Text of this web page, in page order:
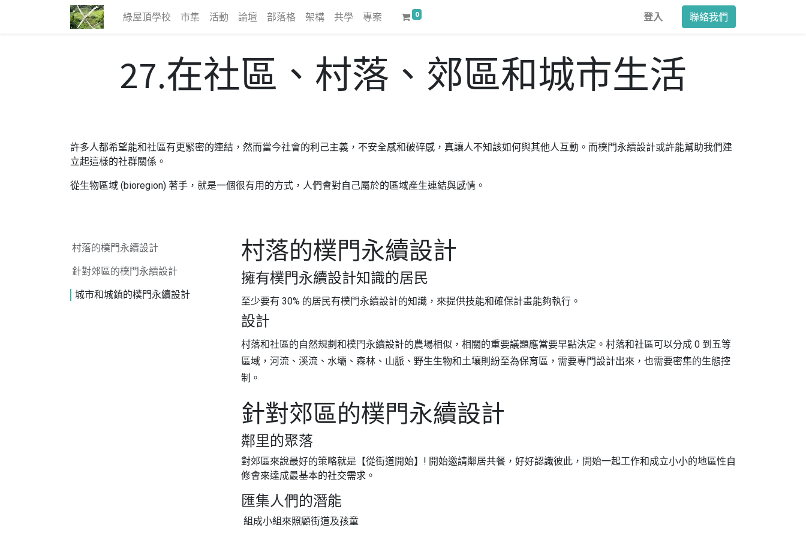
綠屋頂學校 市集 活動 論壇 部落格 架構 共學 專案 0 登入 聯絡我們
27.在社區、村落、郊區和城市生活
許多人都希望能和社區有更緊密的連結，然而當今社會的利己主義，不安全感和破碎感，真讓人不知該如何與其他人互動。而樸門永續設計或許能幫助我們建
立起這樣的社群關係。
從生物區域 (bioregion) 著手，就是一個很有用的方式，人們會對自己屬於的區域產生連結與感情。
村落的樸門永續設計
針對郊區的樸門永續設計
城市和城鎮的樸門永續設計
村落的樸門永續設計
擁有樸門永續設計知識的居民
至少要有 30% 的居民有樸門永續設計的知識，來提供技能和確保計畫能夠執行。
設計
村落和社區的自然規劃和樸門永續設計的農場相似，相關的重要議題應當要早點決定。村落和社區可以分成 0 到五等
區域，河流、溪流、水壩、森林、山脈、野生生物和土壤則紛至為保育區，需要專門設計出來，也需要密集的生態控
制。
針對郊區的樸門永續設計
鄰里的聚落
對郊區來說最好的策略就是【從街道開始】! 開始邀請鄰居共餐，好好認識彼此，開始一起工作和成立小小的地區性自
修會來達成最基本的社交需求。
匯集人們的潛能
組成小組來照顧街道及孩童